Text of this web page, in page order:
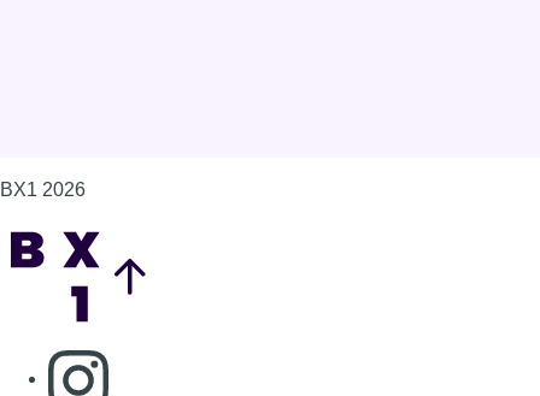
BX1 2026
Consulter page Instagram